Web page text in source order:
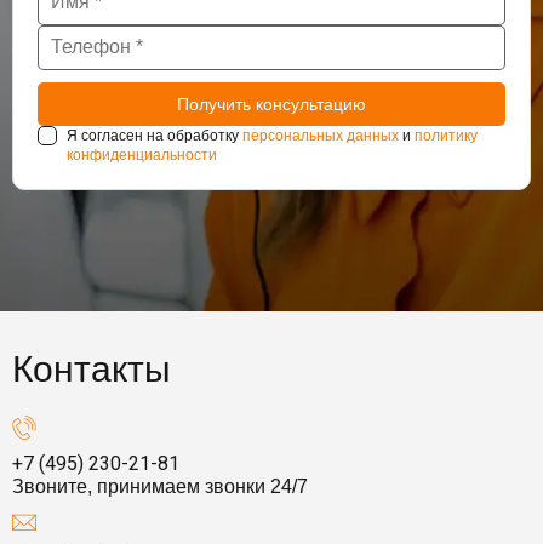
Я согласен на обработку персональных данных и политику
конфиденциальности
Контакты
+7 (495) 230-21-81
Звоните, принимаем звонки 24/7